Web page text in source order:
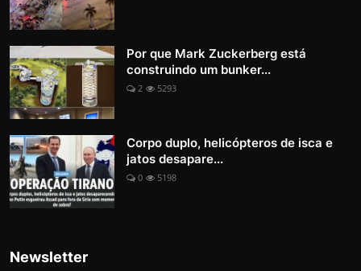
Por que Mark Zuckerberg está
construindo um bunker...
2 5293
Corpo duplo, helicópteros de isca e
jatos desapare...
0 5198
Newsletter